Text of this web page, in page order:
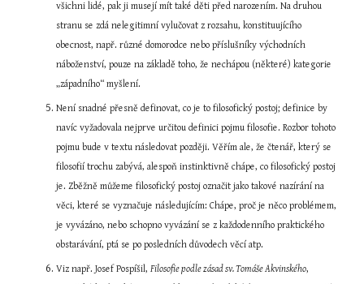
všichni lidé, pak ji musejí mít také děti před narozením. Na druhou
stranu se zdá nelegitimní vylučovat z rozsahu, konstituujícího
obecnost, např. různé domorodce nebo příslušníky východních
náboženství, pouze na základě toho, že nechápou (některé) kategorie
„západního“ myšlení.
Není snadné přesně definovat, co je to filosofický postoj; definice by
navíc vyžadovala nejprve určitou definici pojmu filosofie. Rozbor tohoto
pojmu bude v textu následovat později. Věřím ale, že čtenář, který se
filosofií trochu zabývá, alespoň instinktivně chápe, co filosofický postoj
je. Zběžně můžeme filosofický postoj označit jako takové nazírání na
věci, které se vyznačuje následujícím: Chápe, proč je něco problémem,
je vyvázáno, nebo schopno vyvázání se z každodenního praktického
obstarávání, ptá se po posledních důvodech věcí atp.
Viz např. Josef Pospíšil, Filosofie podle zásad sv. Tomáše Akvinského,